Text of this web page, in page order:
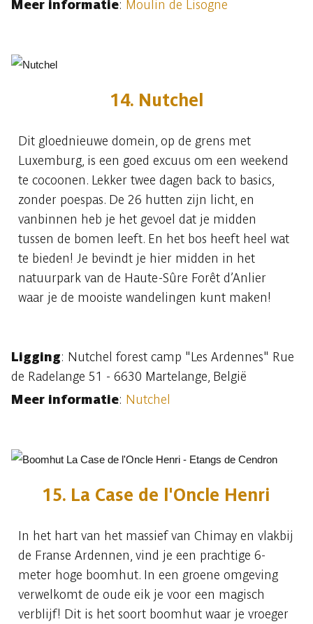
Meer informatie: Moulin de Lisogne
14. Nutchel
Dit gloednieuwe domein, op de grens met
Luxemburg, is een goed excuus om een weekend
te cocoonen. Lekker twee dagen back to basics,
zonder poespas. De 26 hutten zijn licht, en
vanbinnen heb je het gevoel dat je midden
tussen de bomen leeft. En het bos heeft heel wat
te bieden! Je bevindt je hier midden in het
natuurpark van de Haute-Sûre Forêt d’Anlier
waar je de mooiste wandelingen kunt maken!
Ligging: Nutchel forest camp "Les Ardennes" Rue
de Radelange 51 - 6630 Martelange, België
Meer informatie: Nutchel
15. La Case de l'Oncle Henri
In het hart van het massief van Chimay en vlakbij
de Franse Ardennen, vind je een prachtige 6-
meter hoge boomhut. In een groene omgeving
verwelkomt de oude eik je voor een magisch
verblijf! Dit is het soort boomhut waar je vroeger